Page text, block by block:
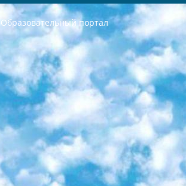
Образовательный портал
РЕСПУБЛИКА УЗБЕКИСТАН МИНИСТРЕРСТВО ДОШКОЛЬНОГО И ШКОЛЬНОГО ОБРАЗОВАНИЯ КОМАНДА в общеобразовательных учреждениях в 2023-2024 учебном году организация и проведение итоговой государственной аттестации обучающихся о Министра дошкольного и школьного образования Республики Узбекистан от 4 марта 2008 года (постановлением Минюста от 20 марта 2008 года № 1778 государственной регистрации) «Итоговое состояние учащихся общего среднего образования на основании положения об утверждении положения об аттестации общего среднего образования выпускной экзамен студентов в образовательных учреждениях в 2023-2024 учебном году В целях организации и прохождения аттестации приказываю: 1. Следующее: перечень предметов, по которым будет проводиться итоговая государственная аттестация и экзамен формы перевода согласно приложению 1; сертификаты международного образца, оценивающие уровень владения иностранными языками перечень согласно приложению 2; 2. Педагогический при специализированных образовательных учреждениях. научно-практический центр квалификации и международной оценки (Д.Давидова) 2024 г. До 25 марта: задания по предметам, по которым будет проводиться итоговая аттестация разработка и утверждение технических условий; итоговая аттестация на основании разработанного предметного задания разработка вопросов по предметам (устно и письменно), экзамен передача; общеобразовательные средние школы и специальные учебные заведения учащиеся выпускных классов школ и интернатов в агентской системе подготовка базы данных экзаменационных материалов и критериев оценки; перевод базы экзаменационных материалов на все языки обучения подать в Республиканский образовательный центр для изготовления; варианты экзаменов на основе разработанных контрольных материалов пусть будут поставлены задачи формирования. 3. Республиканский образовательный центр (Ш.Худайкулов) до 5 апреля 2024 года. до: база данных предоставленных экзаменационных материалов на все языки обучения перевод и экспертиза; для слепых, слабовидящих, глухих, слабослышащих и умственно отсталых детей учащиеся выпускных классов специализированных школ и школ-интернатов база данных экзаменационных материалов на всех преподаваемых языках подготовка критериев оценки; специализированные школы для умственно отсталых детей и технологии для учащихся выпускных классов школ-интернатов разработка соответствующих рекомендаций и критериев проведения ЕГЭ по естествознанию давать задания. 4. Педагогический при специализированных образовательных учреждениях. Научно-практический центр навыков и международной оценки (Д.Давидова), Республика образовательный центр (Худайкулов Ш.) итоговый государственный аттестационный экзамен ориентирован на творческое и логическое мышление при подготовке базы материалов учитывать введение заданий. 5. Следует отметить, что: сертификат государственного образца о знании общеобразовательного предмета и как минимум национальный уровень B1 по предметам на иностранных языках, указанным в Приложении 2. или международно признанный сертификат эквивалентного уровня студенты, изучающие определенный предмет, освобождаются от экзамена; по соответствующим предметам